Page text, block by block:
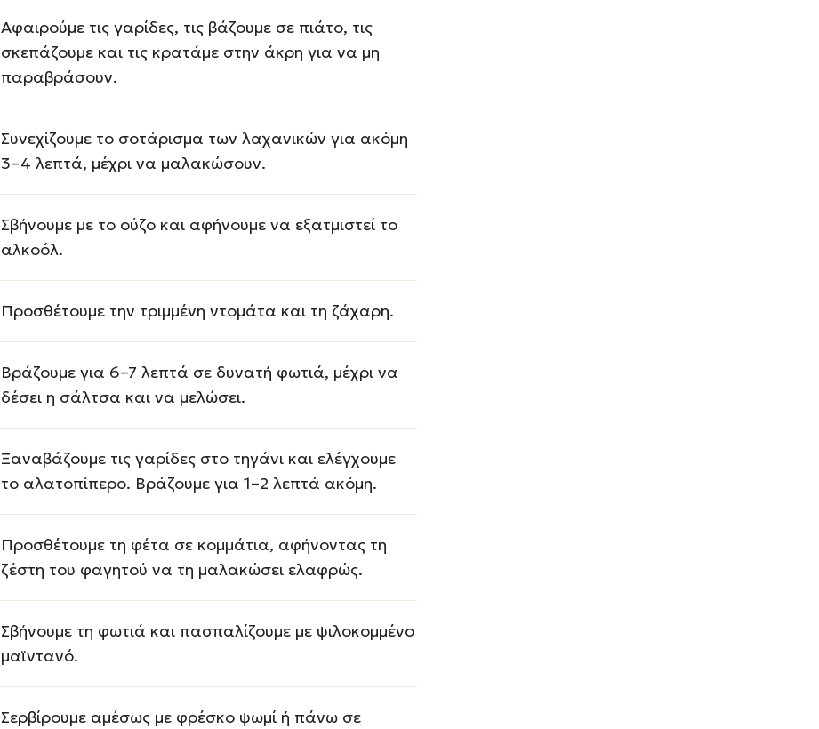
Αφαιρούμε τις γαρίδες, τις βάζουμε σε πιάτο, τις
σκεπάζουμε και τις κρατάμε στην άκρη για να μη
παραβράσουν.
Συνεχίζουμε το σοτάρισμα των λαχανικών για ακόμη
3–4 λεπτά, μέχρι να μαλακώσουν.
Σβήνουμε με το ούζο και αφήνουμε να εξατμιστεί το
αλκοόλ.
Προσθέτουμε την τριμμένη ντομάτα και τη ζάχαρη.
Βράζουμε για 6–7 λεπτά σε δυνατή φωτιά, μέχρι να
δέσει η σάλτσα και να μελώσει.
Ξαναβάζουμε τις γαρίδες στο τηγάνι και ελέγχουμε
το αλατοπίπερο. Βράζουμε για 1–2 λεπτά ακόμη.
Προσθέτουμε τη φέτα σε κομμάτια, αφήνοντας τη
ζέστη του φαγητού να τη μαλακώσει ελαφρώς.
Σβήνουμε τη φωτιά και πασπαλίζουμε με ψιλοκομμένο
μαϊντανό.
Σερβίρουμε αμέσως με φρέσκο ψωμί ή πάνω σε